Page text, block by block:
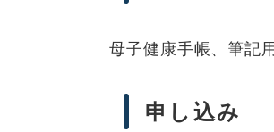
母子健康手帳、筆記
申し込み